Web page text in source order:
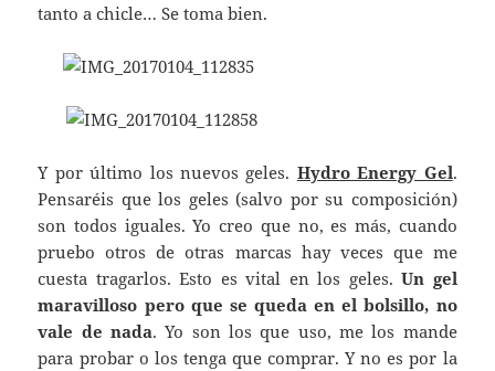
tanto a chicle… Se toma bien.
Y por último los nuevos geles. Hydro Energy Gel.
Pensaréis que los geles (salvo por su composición)
son todos iguales. Yo creo que no, es más, cuando
pruebo otros de otras marcas hay veces que me
cuesta tragarlos. Esto es vital en los geles.Un gel
maravilloso pero que se queda en el bolsillo, no
vale de nada. Yo son los que uso, me los mande
para probar o los tenga que comprar. Y no es por la